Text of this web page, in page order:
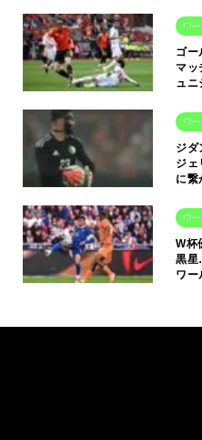
ワ
ゴー
マ
ュ
ワ
ジ
ジェ
に繋
ワ
W杯
黒星
ワー